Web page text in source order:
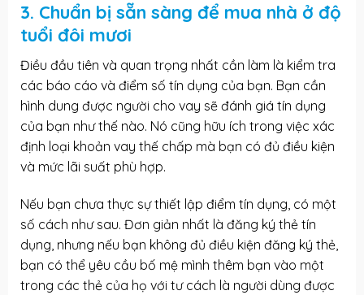
3. Chuẩn bị sẵn sàng để mua nhà ở độ
tuổi đôi mươi
Điều đầu tiên và quan trọng nhất cần làm là kiểm tra
các báo cáo và điểm số tín dụng của bạn. Bạn cần
hình dung được người cho vay sẽ đánh giá tín dụng
của bạn như thế nào. Nó cũng hữu ích trong việc xác
định loại khoản vay thế chấp mà bạn có đủ điều kiện
và mức lãi suất phù hợp.
Nếu bạn chưa thực sự thiết lập điểm tín dụng, có một
số cách như sau. Đơn giản nhất là đăng ký thẻ tín
dụng, nhưng nếu bạn không đủ điều kiện đăng ký thẻ,
bạn có thể yêu cầu bố mệ mình thêm bạn vào một
trong các thẻ của họ với tư cách là người dùng được